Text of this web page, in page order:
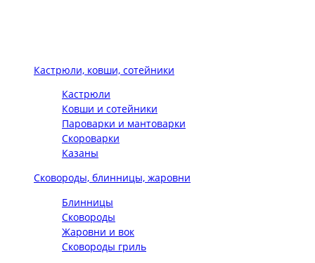
Кастрюли, ковши, сотейники
Кастрюли
Ковши и сотейники
Пароварки и мантоварки
Скороварки
Казаны
Сковороды, блинницы, жаровни
Блинницы
Сковороды
Жаровни и вок
Сковороды гриль